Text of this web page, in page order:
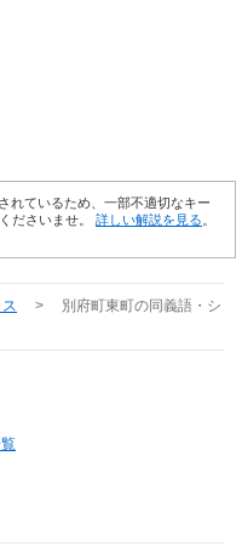
れているため、一部不適切なキー
ださいませ。 詳しい解説を見る
> 別府町東町の同義語・シ